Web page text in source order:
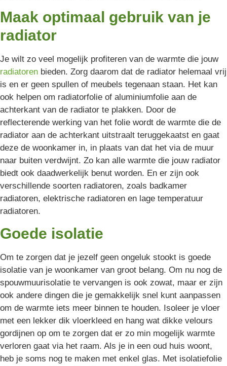
Maak optimaal gebruik van je
radiator
Je wilt zo veel mogelijk profiteren van de warmte die jouw
radiatoren bieden. Zorg daarom dat de radiator helemaal vrij
is en er geen spullen of meubels tegenaan staan. Het kan
ook helpen om radiatorfolie of aluminiumfolie aan de
achterkant van de radiator te plakken. Door de
reflecterende werking van het folie wordt de warmte die de
radiator aan de achterkant uitstraalt teruggekaatst en gaat
deze de woonkamer in, in plaats van dat het via de muur
naar buiten verdwijnt. Zo kan alle warmte die jouw radiator
biedt ook daadwerkelijk benut worden. En er zijn ook
verschillende soorten radiatoren, zoals badkamer
radiatoren, elektrische radiatoren en lage temperatuur
radiatoren.
Goede isolatie
Om te zorgen dat je jezelf geen ongeluk stookt is goede
isolatie van je woonkamer van groot belang. Om nu nog de
spouwmuurisolatie te vervangen is ook zowat, maar er zijn
ook andere dingen die je gemakkelijk snel kunt aanpassen
om de warmte iets meer binnen te houden. Isoleer je vloer
met een lekker dik vloerkleed en hang wat dikke velours
gordijnen op om te zorgen dat er zo min mogelijk warmte
verloren gaat via het raam. Als je in een oud huis woont,
heb je soms nog te maken met enkel glas. Met isolatiefolie